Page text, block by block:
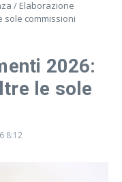
/ Elaborazione
sole commissioni
2026:
le sole
8:12